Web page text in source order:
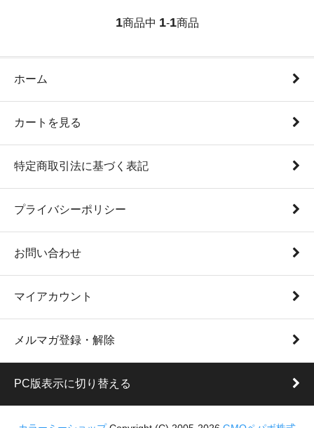
1商品中 1-1商品
ホーム
カートを見る
特定商取引法に基づく表記
プライバシーポリシー
お問い合わせ
マイアカウント
メルマガ登録・解除
PC版表示に切り替える